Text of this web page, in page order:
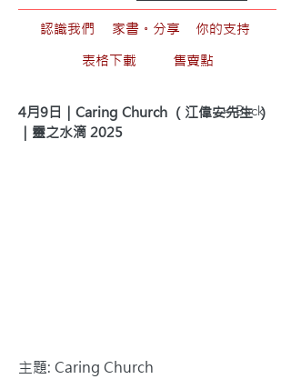
認識我們 家書。分享
你的支持
表格下載
售賣點
4月9日｜Caring Church （江偉安先生 ）
｜靈之水滴 2025
< Back
主題: Caring Church